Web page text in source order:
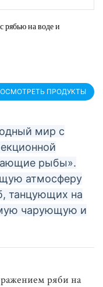
рябью на воде и
ПРОДУКТЫ
мир с
рыбы».
атмосферу
танцующих на
чарующую и
ряби на